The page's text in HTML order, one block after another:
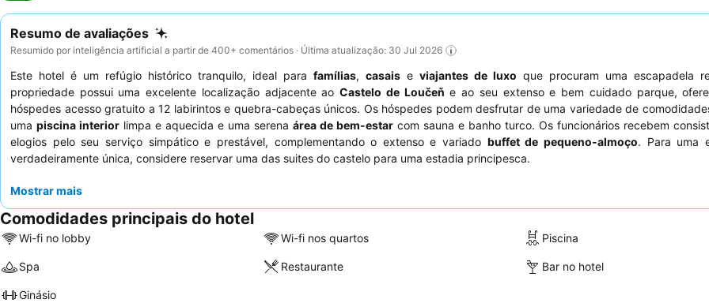
Resumo de avaliações
Resumido por inteligência artificial a partir de 400+ comentários · Última atualização: 30 Jul 2026
Este hotel é um refúgio histórico tranquilo, ideal para famílias, casais e viajantes de luxo que procuram uma escapadela
propriedade possui uma excelente localização adjacente aoCastelo de Loučeň e ao seu extenso e bem cuidado parque,
hóspedes acesso gratuito a 12 labirintos e quebra-cabeças únicos. Os hóspedes podem desfrutar de uma variedade de
uma piscina interior limpa e aquecida e uma serena área de bem-estar com sauna e banho turco. Os funcionários recebem
elogios pelo seu serviço simpático e prestável, complementando o extenso e variado buffet de pequeno-almoço. Para uma
verdadeiramente única, considere reservar uma das suites do castelo para uma estadia principesca.
Mostrar mais
Comodidades principais do hotel
Wi-fi no lobby Wi-fi nos quartos Piscina
Spa Restaurante Bar no hotel
Ginásio